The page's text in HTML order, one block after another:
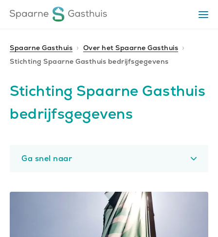
direct
content
direct
footer
Ga
naar
homepagina
het
Spaarne Gasthuis
Over het Spaarne Gasthuis
Stichting Spaarne Gasthuis bedrijfsgegevens
Stichting Spaarne Gasthuis
bedrijfsgegevens
Ga snel naar